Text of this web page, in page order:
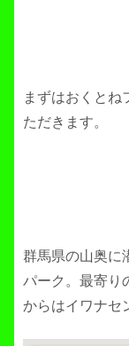
まずはおくとね
ただきます。
群馬県の山奥に
パーク。最寄り
からはイワナセ